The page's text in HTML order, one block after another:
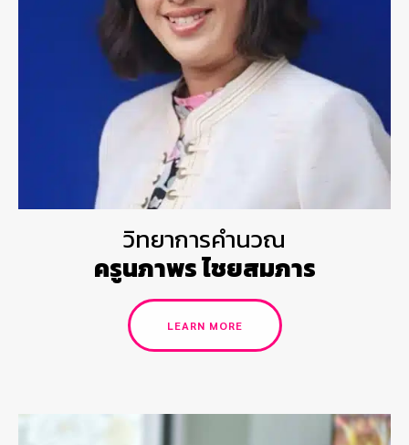
วิทยาการคำนวณ
ครูนภาพร ไชยสมภาร
LEARN MORE